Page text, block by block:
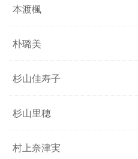
本渡楓
朴璐美
杉山佳寿子
杉山里穂
村上奈津実